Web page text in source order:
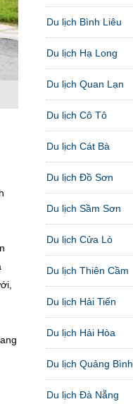
Du lịch Bình Liêu
Du lịch Hạ Long
Du lịch Quan Lạn
Du lịch Cô Tô
Du lịch Cát Bà
Du lịch Đồ Sơn
Du lịch Sầm Sơn
Du lịch Cửa Lò
Du lịch Thiên Cầm
Du lịch Hải Tiến
Du lịch Hải Hòa
Du lịch Quảng Bình
Du lịch Đà Nẵng